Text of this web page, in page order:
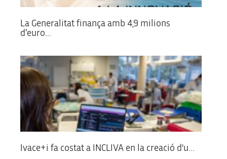
La Generalitat finança amb 4,9 milions
d’euro...
Ivace+i fa costat a INCLIVA en la creació d'u...